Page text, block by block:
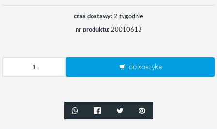
czas dostawy: 2 tygodnie
nr produktu:20010613
do koszyka